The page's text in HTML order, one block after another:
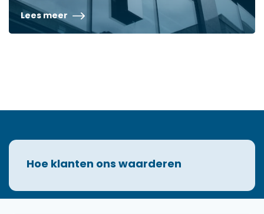
Lees meer
Hoe klanten ons waarderen